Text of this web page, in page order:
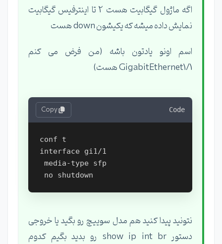
اگه ماژول گیگابیت هست 2 تا اینترفیس گیگابیت
نمایش داده میشه که یکیشون down هست
اسم اونو یادتون باشه (من فرض می کنم
GigabitEthernet1/1 هست)
Code
Copy
conf t
interface gi1/1
نتونید پیدا کنید هم مدل سوییچ رو بگید یا خروجی
دستور show ip int br رو بدید بگیم کدوم